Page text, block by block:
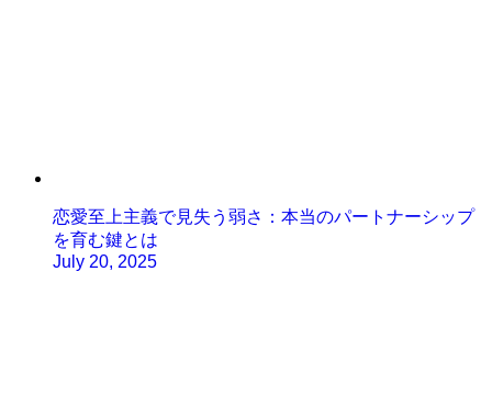
恋愛至上主義で見失う弱さ：本当のパートナーシップ
を育む鍵とは
July 20, 2025